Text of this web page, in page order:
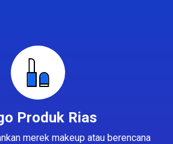
Produk Rias
merek makeup atau berencana